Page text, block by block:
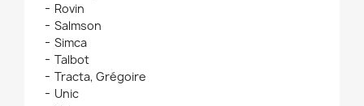
Rovin
Salmson
Simca
Talbot
Tracta, Grégoire
Unic